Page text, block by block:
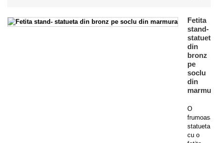
Fetita
stand-
statueta
din
bronz
pe
soclu
din
marmura
O
frumoasa
statueta
cu o